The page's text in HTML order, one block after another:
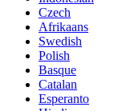
Czech
Afrikaans
Swedish
Polish
Basque
Catalan
Esperanto